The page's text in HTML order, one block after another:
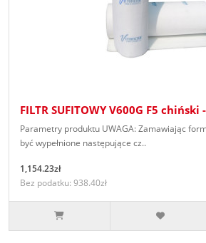
FILTR SUFITOWY V600G F5 chiński
Parametry produktu UWAGA: Zamawiając
być wypełnione następujące cz..
1,154.23zł
Bez podatku: 938.40zł